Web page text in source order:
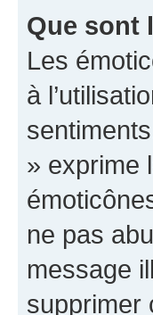
Que sont
Les
à
» exprime
ne pas
message
supprimer